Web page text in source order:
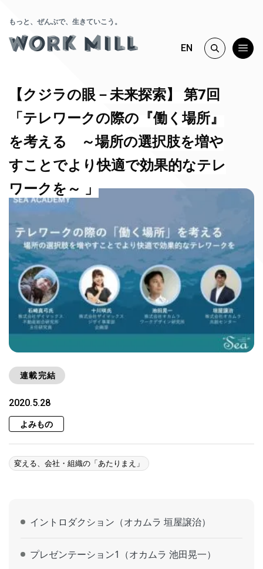
もっと、ぜんぶで、生きていこう。
EN
【クジラの眼－未来探索】 第7回
「テレワークの際の『働く場所』
を考える ～場所の選択肢を増や
すことでより快適で効果的なテレ
ワークを～ 」
連載完結
2020.5.28
よみもの
変える、会社・組織の「あたりまえ」
イントロダクション（オカムラ 垣屋譲治）
プレゼンテーション1（オカムラ 池田晃一）